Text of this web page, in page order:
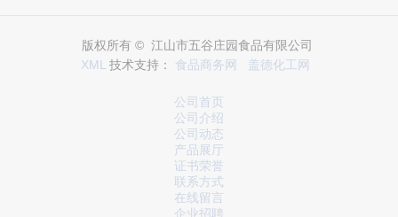
版权所有 © 江山市五谷庄园食品有限公司
XML 技术支持： 食品商务网 盖德化工网
公司首页
公司介绍
公司动态
产品展厅
证书荣誉
联系方式
在线留言
企业招聘